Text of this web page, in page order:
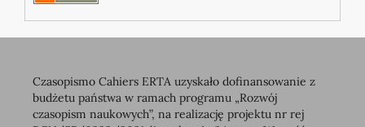
Czasopismo Cahiers ERTA uzyskało dofinansowanie z
budżetu państwa w ramach programu „Rozwój
czasopism naukowych”, na realizację projektu nr rej